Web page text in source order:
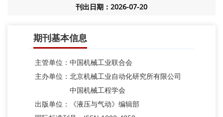
刊出日期：2026-07-20
期刊基本信息
主管单位：中国机械工业联合会
主办单位：北京机械工业自动化研究所有限公司
中国机械工程学会
出版单位：《液压与气动》编辑部